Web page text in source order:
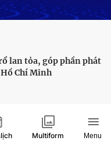
lan tỏa, góp phần phát
Chí Minh
Minh sẵn sàng chinh
Multiform Menu